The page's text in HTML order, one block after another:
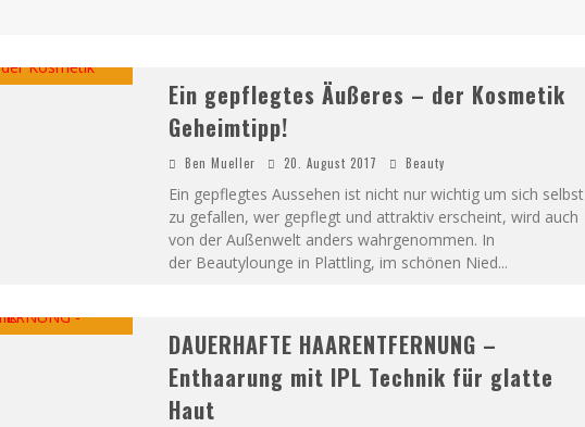
Ein gepflegtes Äußeres – der Kosmetik
Geheimtipp!
Ben Mueller 20. August 2017 Beauty
Ein gepflegtes Aussehen ist nicht nur wichtig um sich selbst
zu gefallen, wer gepflegt und attraktiv erscheint, wird auch
von der Außenwelt anders wahrgenommen. In
der Beautylounge in Plattling, im schönen Nied...
DAUERHAFTE HAARENTFERNUNG –
Enthaarung mit IPL Technik für glatte
Haut